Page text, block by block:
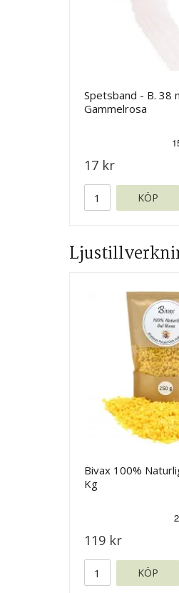
Spetsband - B. 38
Gammelrosa
17 kr
KÖP
Bivax 100%
Kg
119 kr
KÖP